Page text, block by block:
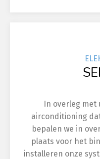
In overleg met
airconditioning
bepalen we in
plaats voor het
installeren onze